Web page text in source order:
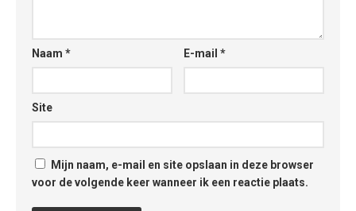
Naam * E-mail*
Site
Mijn naam, e-mail en site opslaan in deze browser
voor de volgende keer wanneer ik een reactie plaats.